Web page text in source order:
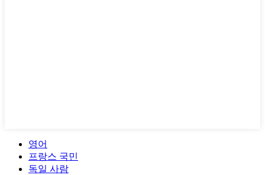
영어
프랑스 국민
독일 사람